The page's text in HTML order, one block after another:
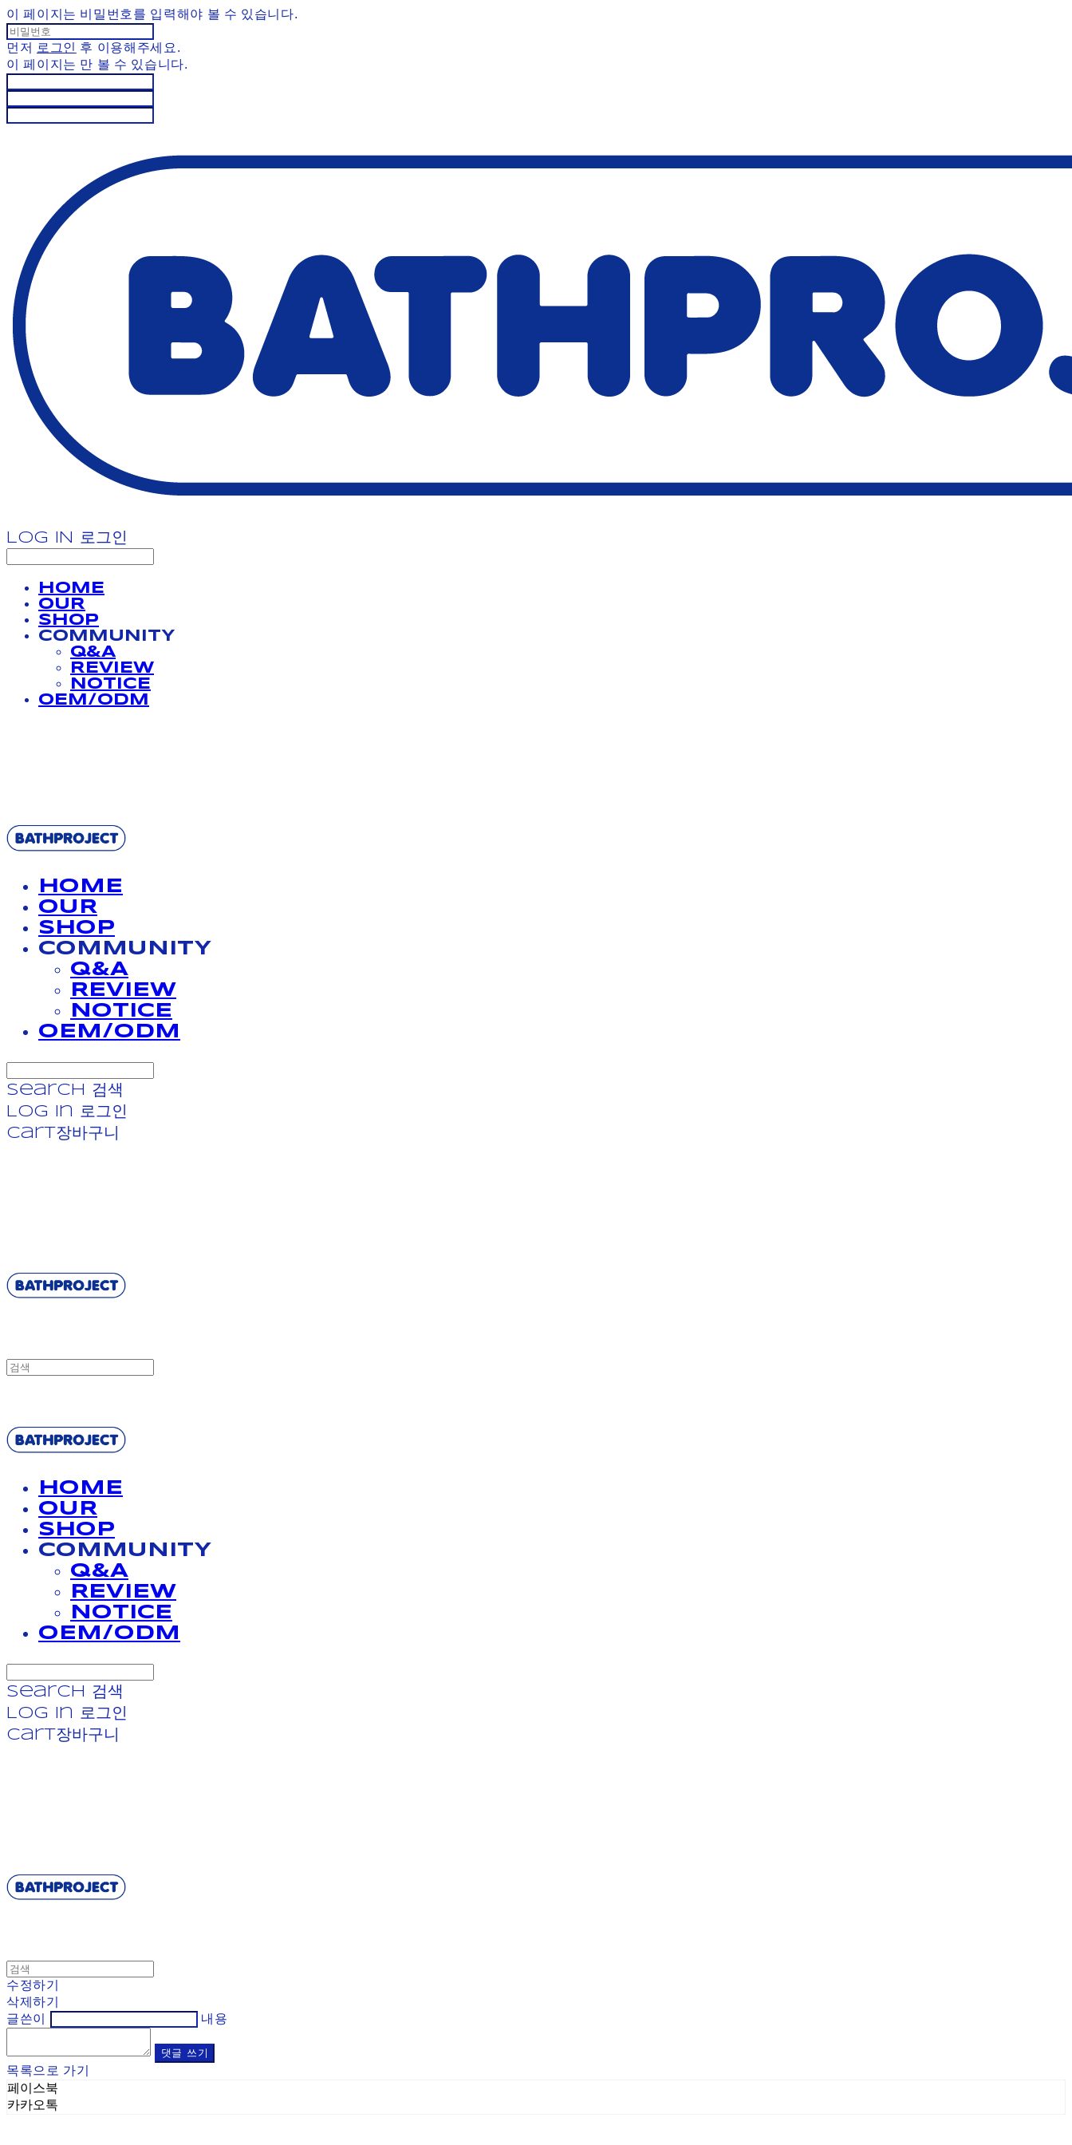
이 페이지는 비밀번호를 입력해야 볼 수 있습니다.
먼저 로그인 후 이용해주세요.
이 페이지는 만 볼 수 있습니다.
LOG IN 로그인
HOME
OUR
SHOP
COMMUNITY
Q&A
REVIEW
NOTICE
OEM/ODM
HOME
OUR
SHOP
COMMUNITY
Q&A
REVIEW
NOTICE
OEM/ODM
Search
검색
Log In
로그인
Cart장바구니
HOME
OUR
SHOP
COMMUNITY
Q&A
REVIEW
NOTICE
OEM/ODM
Search
검색
Log In
로그인
Cart장바구니
수정하기
삭제하기
글쓴이
내용
댓글 쓰기
목록으로 가기
페이스북
카카오톡